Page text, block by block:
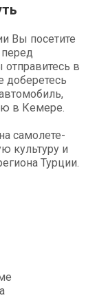
Вы посетите
в
доберетесь
в Кемере.
самолете-
культуру и
Турции.